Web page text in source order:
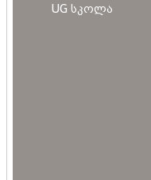
UG სკოლა